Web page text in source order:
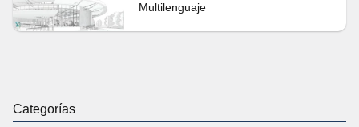
Multilenguaje
Categorías